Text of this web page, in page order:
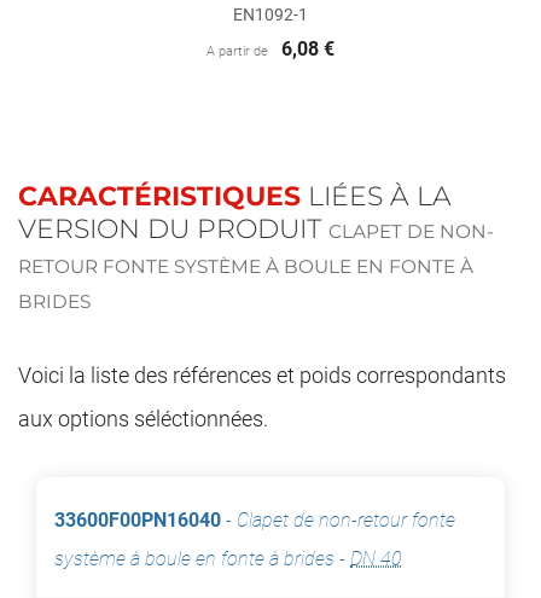
EN1092-1
A partir de 6,08 €
CARACTÉRISTIQUES LIÉES À LA
VERSION DU PRODUIT CLAPET DE NON-
RETOUR FONTE SYSTÈME À BOULE EN FONTE À
BRIDES
Voici la liste des références et poids correspondants
aux options séléctionnées.
33600F00PN16040 - Clapet de non-retour fonte
système à boule en fonte à brides - DN 40